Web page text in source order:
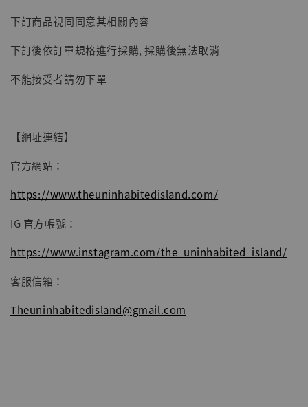
【現貨】BJSTUDIO 1/6系列可動蒐藏人偶 讓
NT$ 4,980
NT$ 5,300
下訂商品視同同意其相關內容
下訂後依訂單規格進行採購, 採購後無法取消
不能接受者請勿下單
【網址連結】
官方網站：
https://www.theuninhabitedisland.com/
IG 官方帳號：
https://www.instagram.com/the_uninhabited_island/
客服信箱：
Theuninhabitedisland@gmail.com
──────────────